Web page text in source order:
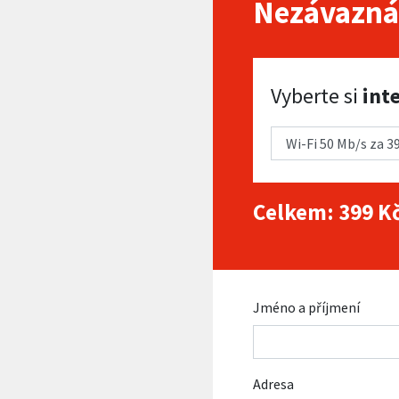
Vyberte si internet
Vyberte si
Celkem: 399
Jméno a příjmení
Adresa